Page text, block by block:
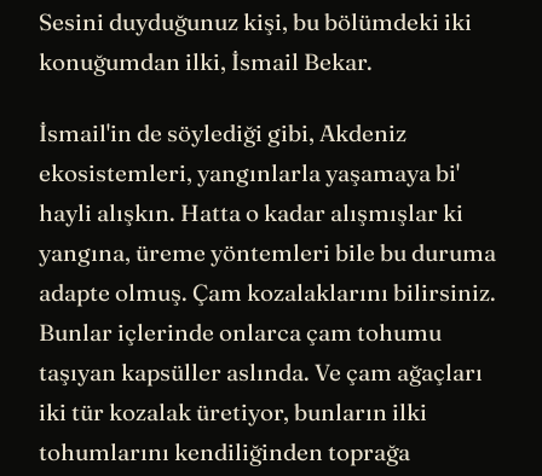
Sesini duyduğunuz kişi, bu bölümdeki iki
konuğumdan ilki, İsmail Bekar.
İsmail'in de söylediği gibi, Akdeniz
ekosistemleri, yangınlarla yaşamaya bi'
hayli alışkın. Hatta o kadar alışmışlar ki
yangına, üreme yöntemleri bile bu duruma
adapte olmuş. Çam kozalaklarını bilirsiniz.
Bunlar içlerinde onlarca çam tohumu
taşıyan kapsüller aslında. Ve çam ağaçları
iki tür kozalak üretiyor, bunların ilki
tohumlarını kendiliğinden toprağa